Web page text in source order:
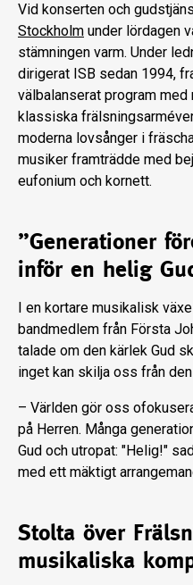
Vid konserten och
Stockholm under lördagen
stämningen varm. Under
dirigerat ISB sedan 1994,
välbalanserat program
klassiska
moderna lovsånger i
musiker framträdde med
eufonium och kornett.
”Generationer
inför en helig
I en kortare musikalisk
bandmedlem från Första
talade om den kärlek Gud
inget kan skilja oss från
– Världen gör oss
på Herren. Många
Gud och utropat: "Helig!"
med ett mäktigt
Stolta över
musikaliska